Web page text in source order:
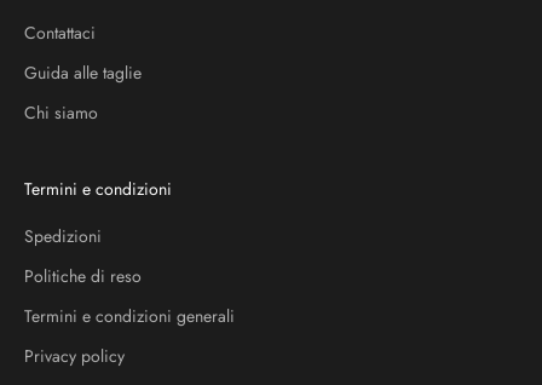
Contattaci
Guida alle taglie
Chi siamo
Termini e condizioni
Spedizioni
Politiche di reso
Termini e condizioni generali
Privacy policy